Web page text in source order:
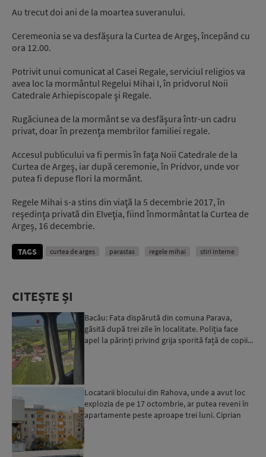
Au trecut doi ani de la moartea suveranului.
Ceremeonia se va desfășura la Curtea de Argeş, începând cu
ora 12.00.
Potrivit unui comunicat al Casei Regale, serviciul religios va
avea loc la mormântul Regelui Mihai I, în pridvorul Noii
Catedrale Arhiepiscopale şi Regale.
Rugăciunea de la mormânt se va desfăşura într-un cadru
privat, doar în prezenţa membrilor familiei regale.
Accesul publicului va fi permis în faţa Noii Catedrale de la
Curtea de Argeş, iar după ceremonie, în Pridvor, unde vor
putea fi depuse flori la mormânt.
Regele Mihai s-a stins din viaţă la 5 decembrie 2017, în
reşedinţa privată din Elveţia, fiind înmormântat la Curtea de
Argeș, 16 decembrie.
TAGS curtea de arges parastas regele mihai stiri interne
CITEȘTE ȘI
Bacău: Fata dispărută din comuna Parava,
găsită după trei zile în localitate. Poliția face
apel la părinți privind grija sporită față de copii...
Locatarii blocului din Rahova, unde a avut loc
explozia de pe 17 octombrie, ar putea reveni în
apartamente peste aproape trei luni. Ciprian